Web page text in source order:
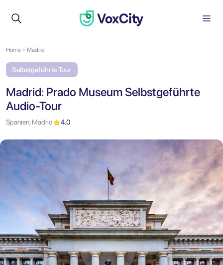
Home Madrid
Selbstgeführte Tour
Madrid: Prado Museum Selbstgeführte
Audio-Tour
Spanien, Madrid 4.0